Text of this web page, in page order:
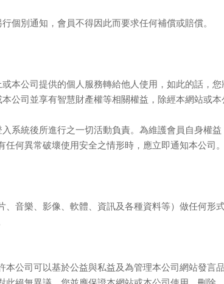
個別通知，會員不得因此而要求任何補償或賠償。
公司提供的個人服務轉給他人使用，如此的話，您
公司並享有智慧財產權等相關權益，除經本網站或
系統後所進行之一切活動負責。為維護會員自身權
何異常破壞使用安全之情形時，應立即通知本公司
音樂、影像、軟體、資訊及各種資料等）做任何形
公司可以基於公益與私益及為管理本公司網站發言